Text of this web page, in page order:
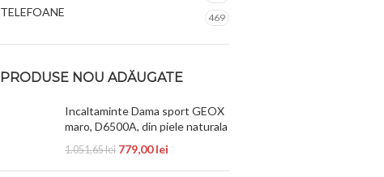
TELEFOANE 469
PRODUSE NOU ADĂUGATE
Incaltaminte Dama sport GEOX
maro, D6500A, din piele naturala
1.051,65lei 779,00lei